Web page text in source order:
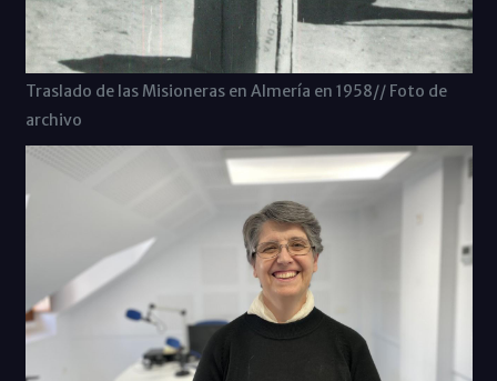
Traslado de las Misioneras en Almería en 1958// Foto de
archivo